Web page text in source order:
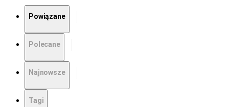
Powiązane
Polecane
Najnowsze
Tagi